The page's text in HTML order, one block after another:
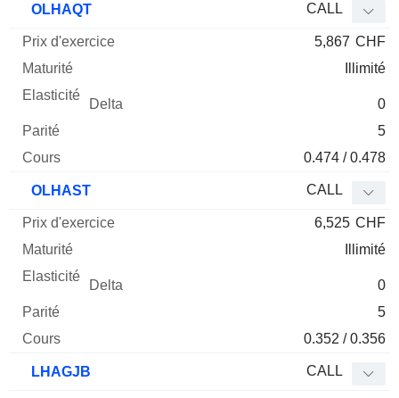
OLHAQT CALL
5,867 CHF
Illimité
0
5
0.474 / 0.478
OLHAST CALL
6,525 CHF
Illimité
0
5
0.352 / 0.356
LHAGJB CALL